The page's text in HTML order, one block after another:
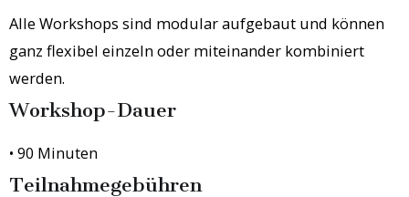
Alle Workshops sind modular aufgebaut und können
ganz flexibel einzeln oder miteinander kombiniert
werden.
Workshop-Dauer
• 90 Minuten
Teilnahmegebühren